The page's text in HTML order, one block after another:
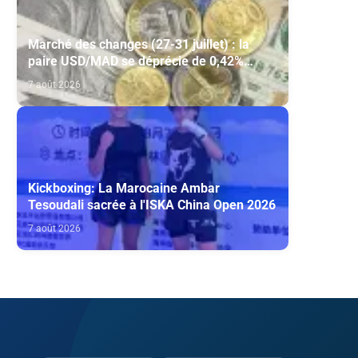
Marché des changes (27-31 juillet) : la
paire USD/MAD se déprécie de 0,42%
(AGR)
7 août 2026
Kickboxing: La Marocaine Ambar
Tesoudali sacrée à l'ISKA China Open 2026
7 août 2026